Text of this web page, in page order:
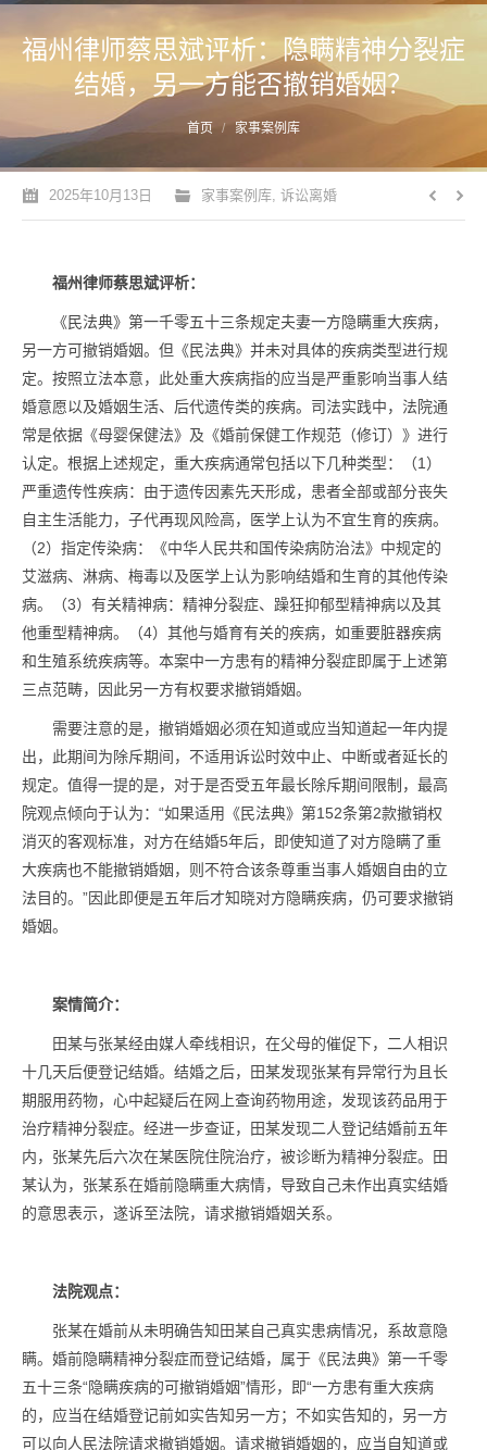
福州律师蔡思斌评析：隐瞒精神分裂症
结婚，另一方能否撤销婚姻？
您的位置： 首页 家事案例库
2025年10月13日 家事案例库, 诉讼离婚
福州律师蔡思斌评析：
《民法典》第一千零五十三条规定夫妻一方隐瞒重大疾病，
另一方可撤销婚姻。但《民法典》并未对具体的疾病类型进行规
定。按照立法本意，此处重大疾病指的应当是严重影响当事人结
婚意愿以及婚姻生活、后代遗传类的疾病。司法实践中，法院通
常是依据《母婴保健法》及《婚前保健工作规范（修订）》进行
认定。根据上述规定，重大疾病通常包括以下几种类型：（1）
严重遗传性疾病：由于遗传因素先天形成，患者全部或部分丧失
自主生活能力，子代再现风险高，医学上认为不宜生育的疾病。
（2）指定传染病：《中华人民共和国传染病防治法》中规定的
艾滋病、淋病、梅毒以及医学上认为影响结婚和生育的其他传染
病。（3）有关精神病：精神分裂症、躁狂抑郁型精神病以及其
他重型精神病。（4）其他与婚育有关的疾病，如重要脏器疾病
和生殖系统疾病等。本案中一方患有的精神分裂症即属于上述第
三点范畴，因此另一方有权要求撤销婚姻。
需要注意的是，撤销婚姻必须在知道或应当知道起一年内提
出，此期间为除斥期间，不适用诉讼时效中止、中断或者延长的
规定。值得一提的是，对于是否受五年最长除斥期间限制，最高
院观点倾向于认为：“如果适用《民法典》第152条第2款撤销权
消灭的客观标准，对方在结婚5年后，即使知道了对方隐瞒了重
大疾病也不能撤销婚姻，则不符合该条尊重当事人婚姻自由的立
法目的。”因此即便是五年后才知晓对方隐瞒疾病，仍可要求撤销
婚姻。
案情简介：
田某与张某经由媒人牵线相识，在父母的催促下，二人相识
十几天后便登记结婚。结婚之后，田某发现张某有异常行为且长
期服用药物，心中起疑后在网上查询药物用途，发现该药品用于
治疗精神分裂症。经进一步查证，田某发现二人登记结婚前五年
内，张某先后六次在某医院住院治疗，被诊断为精神分裂症。田
某认为，张某系在婚前隐瞒重大病情，导致自己未作出真实结婚
的意思表示，遂诉至法院，请求撤销婚姻关系。
法院观点：
张某在婚前从未明确告知田某自己真实患病情况，系故意隐
瞒。婚前隐瞒精神分裂症而登记结婚，属于《民法典》第一千零
五十三条“隐瞒疾病的可撤销婚姻”情形，即“一方患有重大疾病
的，应当在结婚登记前如实告知另一方；不如实告知的，另一方
可以向人民法院请求撤销婚姻。请求撤销婚姻的，应当自知道或